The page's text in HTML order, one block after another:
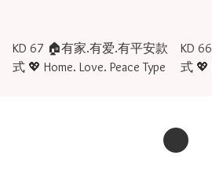
KD 67 🏠有家.有爱.有平安款
式 💖 Home. Love. Peace Type
KD
式 💖